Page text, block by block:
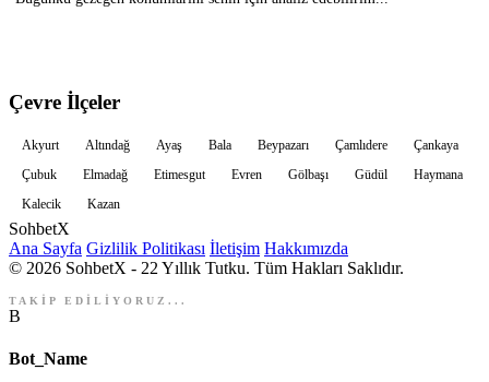
Çevre İlçeler
Akyurt Altındağ Ayaş Bala Beypazarı Çamlıdere
Çankaya
Çubuk
Elmadağ Etimesgut Evren Gölbaşı Güdül
Haymana
Kalecik
Kazan
SohbetX
Ana Sayfa Gizlilik Politikası İletişim Hakkımızda
© 2026 SohbetX - 22 Yıllık Tutku. Tüm Hakları Saklıdır.
TAKİP EDİLİYORUZ...
B
Bot_Name